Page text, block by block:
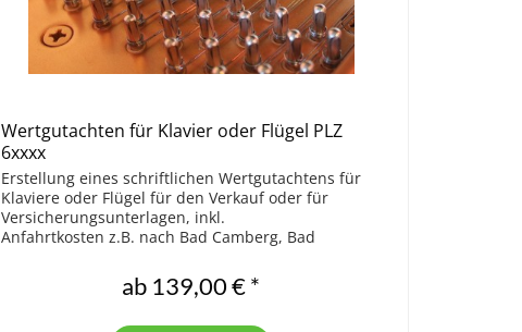
Wertgutachten für Klavier oder Flügel PLZ
6xxxx
Erstellung eines schriftlichen Wertgutachtens für
Klaviere oder Flügel für den Verkauf oder für
Versicherungsunterlagen, inkl.
Anfahrtkosten z.B. nach Bad Camberg, Bad
ab 139,00 € *